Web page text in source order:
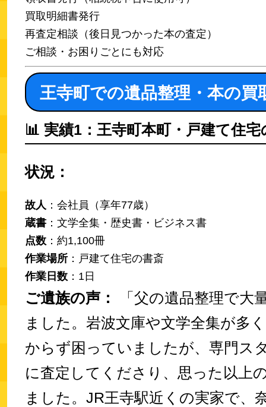
買取明細書発行
再査定相談（後日見つかった本の査定）
ご相談・お困りごとにも対応
王寺町での遺品整理・本の買
📊 実績1：王寺町本町・戸建て住宅
状況：
故人 ：会社員（享年77歳）
蔵書 ：文学全集・歴史書・ビジネス書
点数 ：約1,100冊
作業場所 ：戸建て住宅の書斎
作業日数 ：1日
ご遺族の声：
「父の遺品整理で大
ました。岩波文庫や文学全集が多
からず困っていましたが、専門ス
に査定してくださり、思った以上
ました。JR王寺駅近くの実家で、